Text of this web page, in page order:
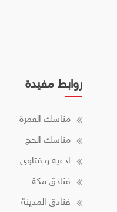
روابط مفيدة
مناسك العمرة
مناسك الحج
ادعيه و فتاوى
فنادق مكة
فنادق المدينة